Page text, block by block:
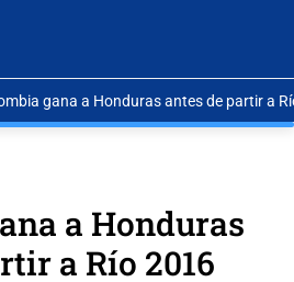
gana a Honduras antes de partir a
a Honduras
a Río 2016